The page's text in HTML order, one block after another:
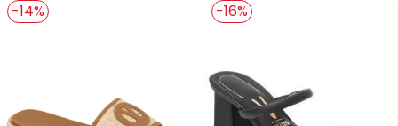
-14% -16%